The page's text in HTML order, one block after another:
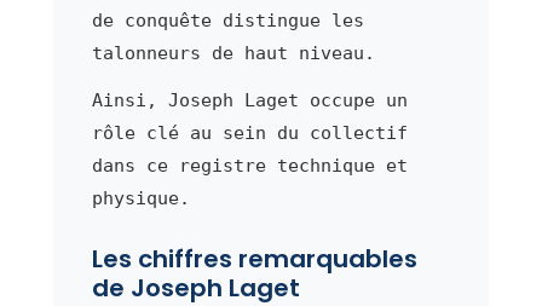
de conquête distingue les
talonneurs de haut niveau.
Ainsi, Joseph Laget occupe un
rôle clé au sein du collectif
dans ce registre technique et
physique.
Les chiffres remarquables
de Joseph Laget